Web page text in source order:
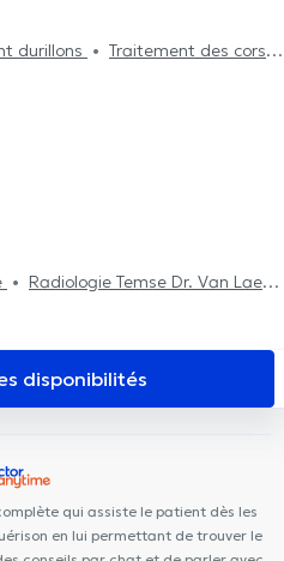
durillons
Traitement des cors
Radiologie Temse Dr. Van Laere
disponibilités
qui assiste le patient dès les
en lui permettant de trouver le